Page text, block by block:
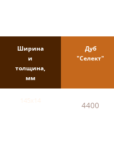
Ширина
и
толщина,
мм
Дуб
"Селект"
145х14 4400